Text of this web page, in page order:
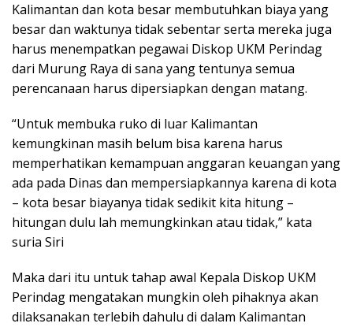
Kalimantan dan kota besar membutuhkan biaya yang
besar dan waktunya tidak sebentar serta mereka juga
harus menempatkan pegawai Diskop UKM Perindag
dari Murung Raya di sana yang tentunya semua
perencanaan harus dipersiapkan dengan matang.
“Untuk membuka ruko di luar Kalimantan
kemungkinan masih belum bisa karena harus
memperhatikan kemampuan anggaran keuangan yang
ada pada Dinas dan mempersiapkannya karena di kota
– kota besar biayanya tidak sedikit kita hitung –
hitungan dulu lah memungkinkan atau tidak,” kata
suria Siri
Maka dari itu untuk tahap awal Kepala Diskop UKM
Perindag mengatakan mungkin oleh pihaknya akan
dilaksanakan terlebih dahulu di dalam Kalimantan